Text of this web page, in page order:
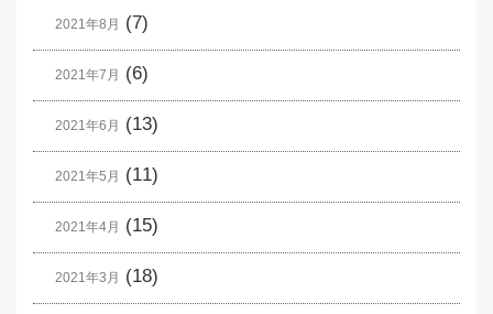
2021年8月 (7)
2021年7月 (6)
2021年6月 (13)
2021年5月 (11)
2021年4月 (15)
2021年3月 (18)